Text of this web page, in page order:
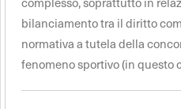
bilanciamento tra il diritto
normativa a tutela della
fenomeno sportivo (in questo